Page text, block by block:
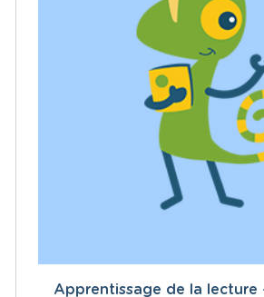
Apprentissage de la lecture